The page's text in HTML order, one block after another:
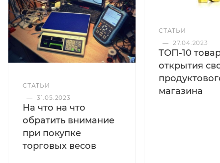
накопитель; -сканер штрихкодов (MJ-4209, АТОЛ SB-
1101, Datalogic QuickScan Lite QW2100 и др.);
-выносной индикатор DI4D (промышленный и
СТАТЬИ
— 31.05.2023
На что на что
обратить внимание
при покупке
торговых весов
СТАТЬИ
— 27.04.2023
ТОП-10
открытия
магазина